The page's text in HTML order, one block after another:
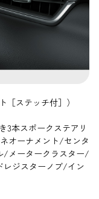
［ステッチ付］）
3本スポークステアリ
オーナメント/センタ
/メータークラスター/
レジスターノブ/イン